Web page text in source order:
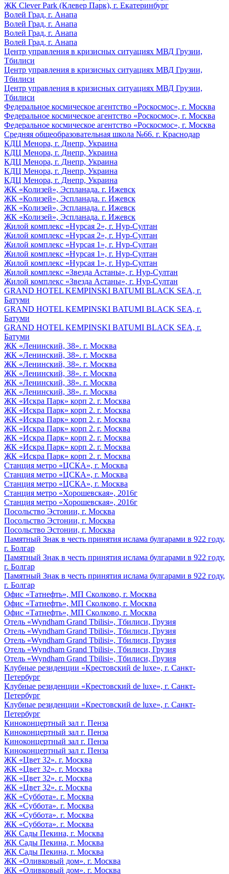
ЖК Clever Park (Клевер Парк), г. Екатеринбург
Волей Град, г. Анапа
Волей Град, г. Анапа
Волей Град, г. Анапа
Волей Град, г. Анапа
Центр управления в кризисных ситуациях МВД Грузии,
Тбилиси
Центр управления в кризисных ситуациях МВД Грузии,
Тбилиси
Центр управления в кризисных ситуациях МВД Грузии,
Тбилиси
Федеральное космическое агентство «Роскосмос», г. Москва
Федеральное космическое агентство «Роскосмос», г. Москва
Федеральное космическое агентство «Роскосмос», г. Москва
Средняя общеобразовательная школа №66. г. Краснодар
КДЦ Менора, г. Днепр, Украина
КДЦ Менора, г. Днепр, Украина
КДЦ Менора, г. Днепр, Украина
КДЦ Менора, г. Днепр, Украина
КДЦ Менора, г. Днепр, Украина
ЖК «Колизей», Эспланада. г. Ижевск
ЖК «Колизей», Эспланада. г. Ижевск
ЖК «Колизей», Эспланада. г. Ижевск
ЖК «Колизей», Эспланада. г. Ижевск
Жилой комплекс «Нурсая 2», г. Нур-Султан
Жилой комплекс «Нурсая 2», г. Нур-Султан
Жилой комплекс «Нурсая 1», г. Нур-Султан
Жилой комплекс «Нурсая 1», г. Нур-Султан
Жилой комплекс «Нурсая 1», г. Нур-Султан
Жилой комплекс «Звезда Астаны», г. Нур-Султан
Жилой комплекс «Звезда Астаны», г. Нур-Султан
GRAND HOTEL KEMPINSKI BATUMI BLACK SEA, г.
Батуми
GRAND HOTEL KEMPINSKI BATUMI BLACK SEA, г.
Батуми
GRAND HOTEL KEMPINSKI BATUMI BLACK SEA, г.
Батуми
ЖК «Ленинский, 38». г. Москва
ЖК «Ленинский, 38». г. Москва
ЖК «Ленинский, 38». г. Москва
ЖК «Ленинский, 38». г. Москва
ЖК «Ленинский, 38». г. Москва
ЖК «Ленинский, 38». г. Москва
ЖК «Искра Парк» корп 2. г. Москва
ЖК «Искра Парк» корп 2. г. Москва
ЖК «Искра Парк» корп 2. г. Москва
ЖК «Искра Парк» корп 2. г. Москва
ЖК «Искра Парк» корп 2. г. Москва
ЖК «Искра Парк» корп 2. г. Москва
ЖК «Искра Парк» корп 2. г. Москва
Станция метро «ЦСКА», г. Москва
Станция метро «ЦСКА», г. Москва
Станция метро «ЦСКА», г. Москва
Станция метро «Хорошевская», 2016г
Станция метро «Хорошевская», 2016г
Посольство Эстонии, г. Москва
Посольство Эстонии, г. Москва
Посольство Эстонии, г. Москва
Памятный Знак в честь принятия ислама булгарами в 922 году,
г. Болгар
Памятный Знак в честь принятия ислама булгарами в 922 году,
г. Болгар
Памятный Знак в честь принятия ислама булгарами в 922 году,
г. Болгар
Офис «Татнефть», МП Сколково, г. Москва
Офис «Татнефть», МП Сколково, г. Москва
Офис «Татнефть», МП Сколково, г. Москва
Отель «Wyndham Grand Tbilisi», Тбилиси, Грузия
Отель «Wyndham Grand Tbilisi», Тбилиси, Грузия
Отель «Wyndham Grand Tbilisi», Тбилиси, Грузия
Отель «Wyndham Grand Tbilisi», Тбилиси, Грузия
Отель «Wyndham Grand Tbilisi», Тбилиси, Грузия
Клубные резиденции «Крестовский de luxe», г. Санкт-
Петербург
Клубные резиденции «Крестовский de luxe», г. Санкт-
Петербург
Клубные резиденции «Крестовский de luxe», г. Санкт-
Петербург
Киноконцертный зал г. Пенза
Киноконцертный зал г. Пенза
Киноконцертный зал г. Пенза
Киноконцертный зал г. Пенза
ЖК «Цвет 32». г. Москва
ЖК «Цвет 32». г. Москва
ЖК «Цвет 32». г. Москва
ЖК «Цвет 32». г. Москва
ЖК «Суббота». г. Москва
ЖК «Суббота». г. Москва
ЖК «Суббота». г. Москва
ЖК «Суббота». г. Москва
ЖК Сады Пекина, г. Москва
ЖК Сады Пекина, г. Москва
ЖК Сады Пекина, г. Москва
ЖК «Оливковый дом». г. Москва
ЖК «Оливковый дом». г. Москва